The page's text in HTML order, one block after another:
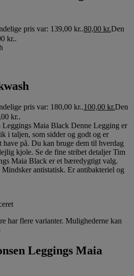
pris var: 139,00 kr..80,00 kr.Den
kr..
pris var: 180,00 kr..100,00 kr.Den
kr..
har flere varianter. Mulighederne kan
Leggings Maia